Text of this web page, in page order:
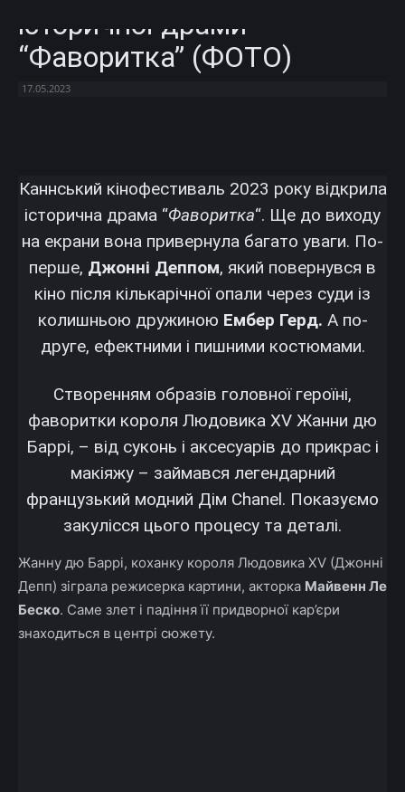
історичної драми
“Фаворитка” (ФОТО)
17.05.2023
Каннський кінофестиваль 2023 року відкрила
історична драма “Фаворитка“. Ще до виходу
на екрани вона привернула багато уваги. По-
перше, Джонні Деппом, який повернувся в
кіно після кількарічної опали через суди із
колишньою дружиною Ембер Герд. А по-
друге, ефектними і пишними костюмами.
Створенням образів головної героїні,
фаворитки короля Людовика XV Жанни дю
Баррі, – від суконь і аксесуарів до прикрас і
макіяжу – займався легендарний
французький модний Дім Chanel. Показуємо
закулісся цього процесу та деталі.
Жанну дю Баррі, коханку короля Людовика XV (Джонні
Депп) зіграла режисерка картини, акторка Майвенн Ле
Беско. Саме злет і падіння її придворної кар’єри
знаходиться в центрі сюжету.